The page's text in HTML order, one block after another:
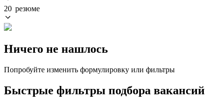
20 резюме
Ничего не нашлось
Попробуйте изменить формулировку или фильтры
Быстрые фильтры подбора вакансий